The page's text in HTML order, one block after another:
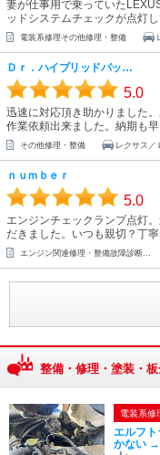
妻が仕事用で乗っていた
ッドシステムチェックが点灯
電装系修理その他修理・整備
Ｄｒ．ハイブリッドバッ…
5.0
迅速に対応頂き助かりました
作業依頼出来ました。納期も早
その他修理・整備 レクサス／
ｎｕｍｂｅｒ
5.0
エンジンチェックランプ点灯
だきました。いつも親切？丁
エンジン関連修理・整備故障診断...
整備・修理・塗装・板
電装系修
エルフ
かない